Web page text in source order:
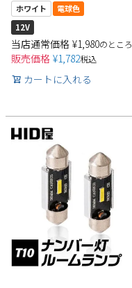
ホワイト
電球色
12V
当店通常価格 ¥1,980のところ
販売価格 ¥1,782税込
カートに入れる